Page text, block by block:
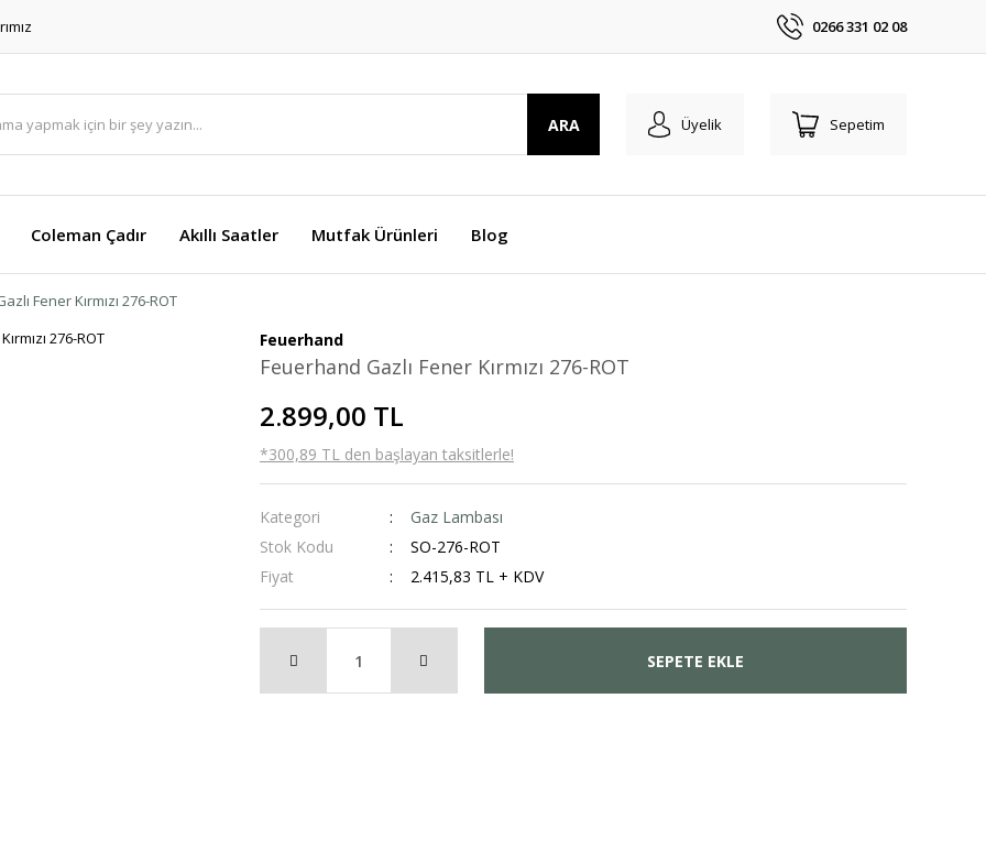
0266 331 02 08
ARA Üyelik Sepetim
Coleman Çadır Akıllı Saatler Mutfak Ürünleri Blog
Fener Kırmızı 276-ROT
Feuerhand
Feuerhand Gazlı Fener Kırmızı 276-ROT
2.899,00 TL
*300,89 TL den başlayan taksitlerle!
Kategori
Gaz Lambası
Stok Kodu
SO-276-ROT
Fiyat
2.415,83 TL + KDV
SEPETE EKLE